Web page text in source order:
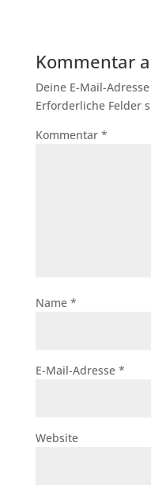
Kommentar
Deine E-Mail-
Erforderliche Felder
Kommentar *
Name *
E-Mail-Adresse *
Website